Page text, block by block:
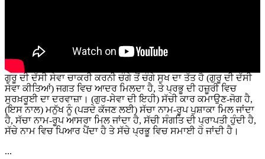
ਗੁਰੂ ਦੀ ਦੱਸੀ ਸੇਵਾ ਚਾਕਰੀ ਕਰਨੀ ਚੰਗੇ ਤੋਂ ਚੰਗੇ ਸੁਖ ਦਾ ਤੱਤ ਹੈ (ਗੁਰੂ ਦੀ ਦੱਸੀ
ਸੇਵਾ ਕੀਤਿਆਂ) ਜਗਤ ਵਿਚ ਆਦਰ ਮਿਲਦਾ ਹੈ, ਤੇ ਪ੍ਰਭੂ ਦੀ ਹਜ਼ੂਰੀ ਵਿਚ
ਸੁਰਖ਼ਰੂਈ ਦਾ ਦਰਵਾਜ਼ਾ। (ਗੁਰ-ਸੇਵਾ ਦੀ ਇਹੀ) ਸੱਚੀ ਕਾਰ ਕਮਾਉਣ-ਜੋਗ ਹੈ,
(ਇਸ ਨਾਲ) ਮਨੁੱਖ ਨੂੰ (ਪੜਦੇ ਕੱਜਣ ਲਈ) ਸੱਚਾ ਨਾਮ-ਰੂਪ ਪੁਸ਼ਾਕਾ ਮਿਲ ਜਾਂਦਾ
ਹੈ, ਸੱਚਾ ਨਾਮ-ਰੂਪ ਆਸਰਾ ਮਿਲ ਜਾਂਦਾ ਹੈ, ਸੱਚੀ ਸੰਗਤਿ ਦੀ ਪ੍ਰਾਪਤੀ ਹੁੰਦੀ ਹੈ,
ਸੱਚੇ ਨਾਮ ਵਿਚ ਪਿਆਰ ਪੈਂਦਾ ਹੈ ਤੇ ਸੱਚੇ ਪ੍ਰਭੂ ਵਿਚ ਸਮਾਈ ਹੋ ਜਾਂਦੀ ਹੈ।
...